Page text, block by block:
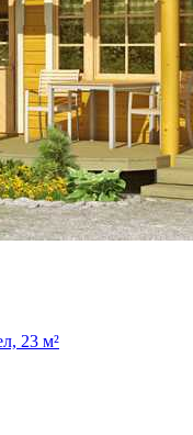
23 м²